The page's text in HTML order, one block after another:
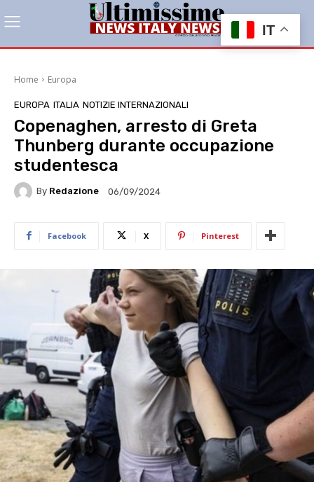
Home Europa
EUROPA ITALIA NOTIZIE INTERNAZIONALI
Copenaghen, arresto di Greta
Thunberg durante occupazione
studentesca
By Redazione 06/09/2024
Facebook X Pinterest
IT